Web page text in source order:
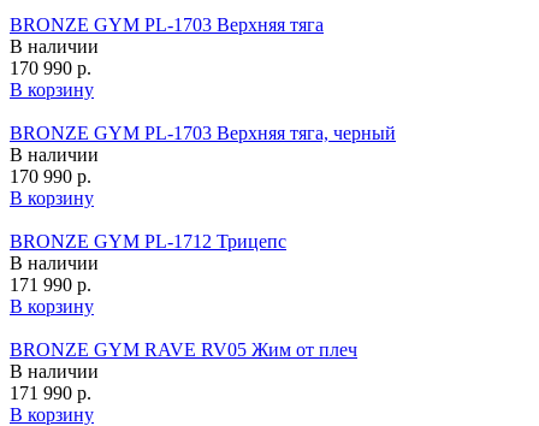
BRONZE GYM PL-1703 Верхняя тяга
В наличии
170 990 р.
В корзину
BRONZE GYM PL-1703 Верхняя тяга, черный
В наличии
170 990 р.
В корзину
BRONZE GYM PL-1712 Трицепс
В наличии
171 990 р.
В корзину
BRONZE GYM RAVE RV05 Жим от плеч
В наличии
171 990 р.
В корзину